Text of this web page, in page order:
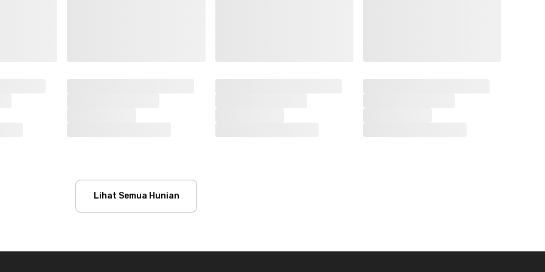
Lihat Semua Hunian